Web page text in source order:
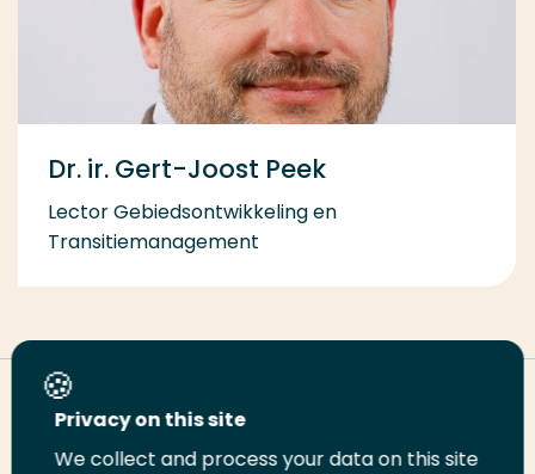
Dr. ir. Gert-Joost Peek
Lector Gebiedsontwikkeling en
Transitiemanagement
Deel deze pagina
Privacy on this site
We collect and process your data on this site